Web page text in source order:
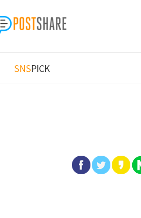
SNSPICK